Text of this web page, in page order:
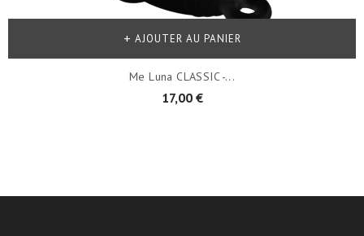
Me Luna CLASSIC -...
17,00 €
AJOUTER AU PANIER